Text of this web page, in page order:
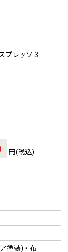
プレッソ 3
円(税込)
塗装)・布